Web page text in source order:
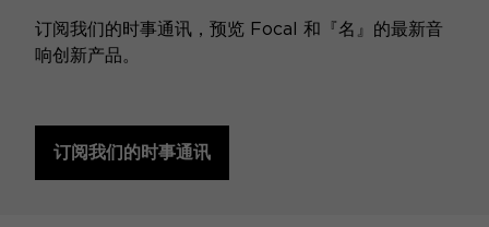
订阅我们的时事通讯，预览 Focal 和『名』的最新音
响创新产品。
订阅我们的时事通讯